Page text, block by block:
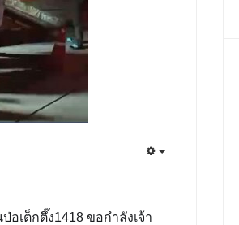
อเต็กตึ๊ง1418 ขอกำลังเจ้า